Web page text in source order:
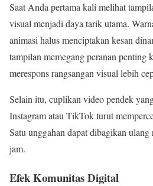
Saat Anda pertama kali melihat
visual menjadi daya tarik utama.
animasi halus menciptakan kesan
tampilan memegang peranan penting
merespons rangsangan visual lebih
Selain itu, cuplikan video pendek
Instagram atau TikTok turut
Satu unggahan dapat dibagikan
jam.
Efek Komunitas Digital